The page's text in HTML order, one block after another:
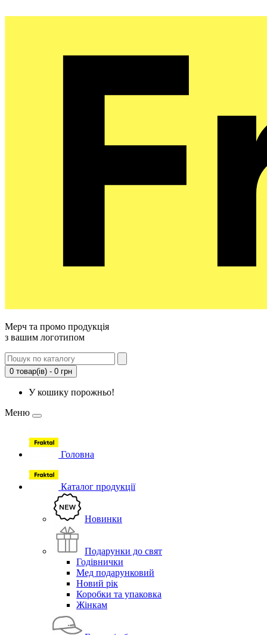
Мерч та промо продукція
з вашим логотипом
0 товар(ів) - 0 грн
У кошику порожньо!
Меню
Головна
Каталог продукції
Новинки
Подарунки до свят
Годівнички
Мед подарунковий
Новий рік
Коробки та упаковка
Жінкам